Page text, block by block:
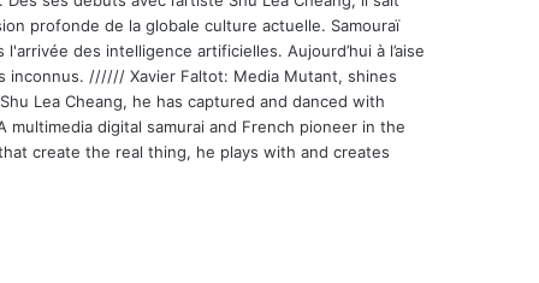
profonde de la globale culture actuelle. Samouraï
des intelligence artificielles. Aujourd’hui à l’aise
inconnus. ////// Xavier Faltot: Media Mutant, shines
Lea Cheang, he has captured and danced with
digital samurai and French pioneer in the
create the real thing, he plays with and creates